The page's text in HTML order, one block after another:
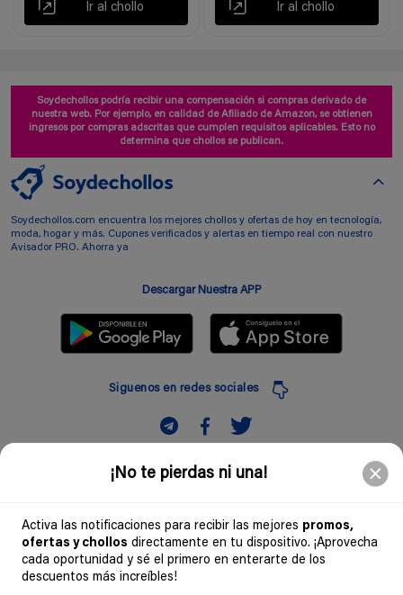
¡No te pierdas ni una!
Activa las notificaciones para recibir las mejores promos,
ofertas y chollos directamente en tu dispositivo. ¡Aprovecha
cada oportunidad y sé el primero en enterarte de los
descuentos más increíbles!
Ir al chollo Ir al chollo
Soydechollos podría recibir una compensación si compras derivado de
nuestra web. Por ejemplo, en calidad de Afiliado de Amazon, se obtienen
ingresos por compras adscritas que cumplen requisitos aplicables. Esto no
determina que chollos se publican.
Soydechollos.com encuentra los mejores chollos y ofertas de hoy en tecnología,
moda, hogar y más. Cupones verificados y alertas en tiempo real con nuestro
Avisador PRO. Ahorra ya
Descargar Nuestra APP
Siguenos en redes sociales
Suscribir